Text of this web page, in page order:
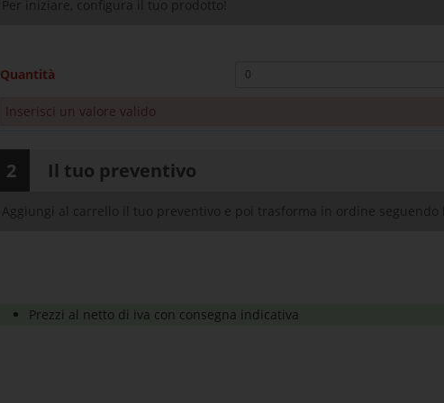
Per iniziare, configura il tuo prodotto!
Quantità
Inserisci un valore valido
2 Il tuo preventivo
Aggiungi al carrello il tuo preventivo e poi trasforma in ordine seguendo
Prezzi al netto di iva con consegna indicativa